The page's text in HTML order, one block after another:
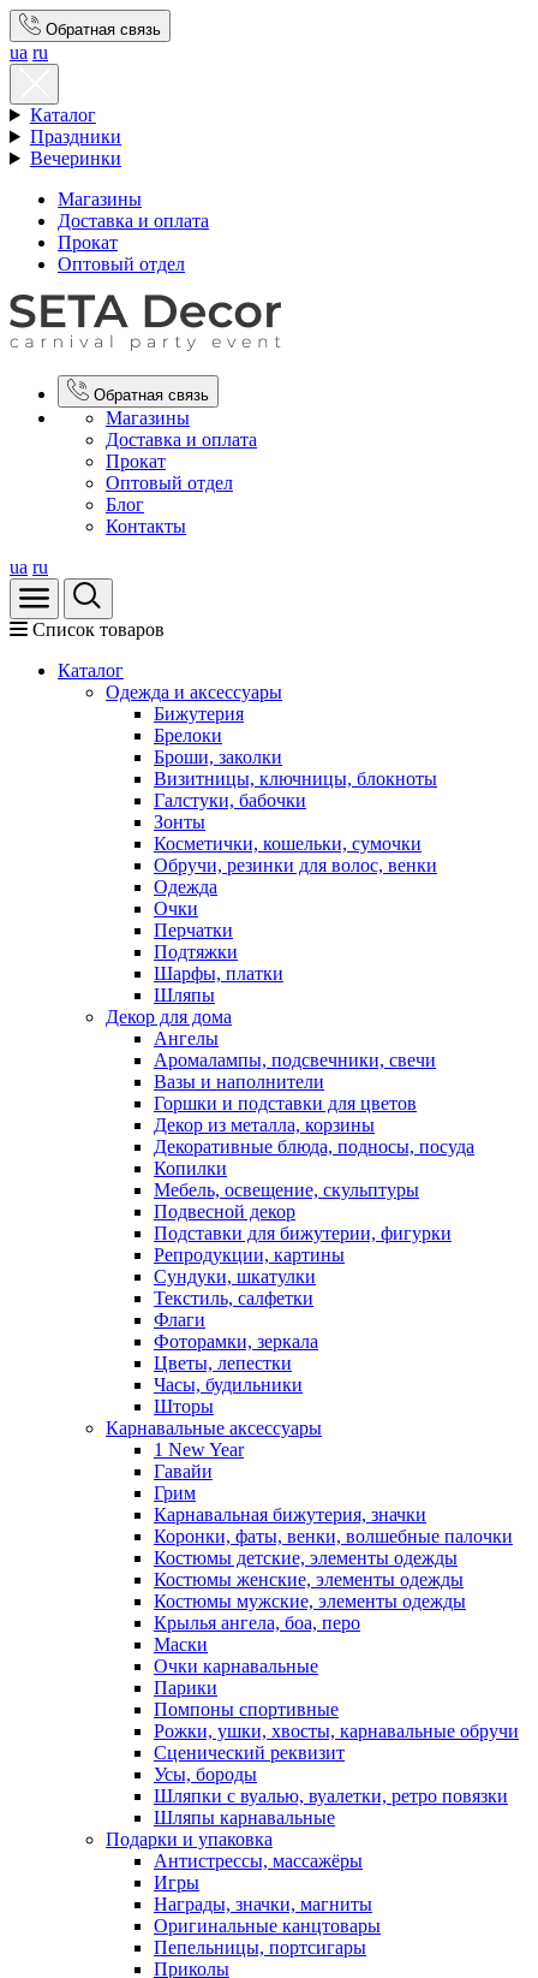
Обратная связь
ua ru
Каталог
Праздники
Вечеринки
Магазины
Доставка и оплата
Прокат
Оптовый отдел
Обратная связь
Магазины
Доставка и оплата
Прокат
Оптовый отдел
Блог
Контакты
ua ru
Список товаров
Каталог
Oдежда и аксессуары
Бижутерия
Брелоки
Броши, заколки
Визитницы, ключницы, блокноты
Галстуки, бабочки
Зонты
Косметички, кошельки, сумочки
Обручи, резинки для волос, венки
Одежда
Очки
Перчатки
Подтяжки
Шарфы, платки
Шляпы
Декор для дома
Ангелы
Аромалампы, подсвечники, свечи
Вазы и наполнители
Горшки и подставки для цветов
Декор из металла, корзины
Декоративные блюда, подносы, посуда
Копилки
Мебель, освещение, скульптуры
Подвесной декор
Подставки для бижутерии, фигурки
Репродукции, картины
Сундуки, шкатулки
Текстиль, салфетки
Флаги
Фоторамки, зеркала
Цветы, лепестки
Часы, будильники
Шторы
Карнавальные аксессуары
1 New Year
Гавайи
Грим
Карнавальная бижутерия, значки
Коронки, фаты, венки, волшебные палочки
Костюмы детские, элементы одежды
Костюмы женские, элементы одежды
Костюмы мужские, элементы одежды
Крылья ангела, боа, перо
Маски
Очки карнавальные
Парики
Помпоны спортивные
Рожки, ушки, хвосты, карнавальные обручи
Сценический реквизит
Усы, бороды
Шляпки с вуалью, вуалетки, ретро повязки
Шляпы карнавальные
Подарки и упаковка
Антистрессы, массажёры
Игры
Награды, значки, магниты
Оригинальные канцтовары
Пепельницы, портсигары
Приколы